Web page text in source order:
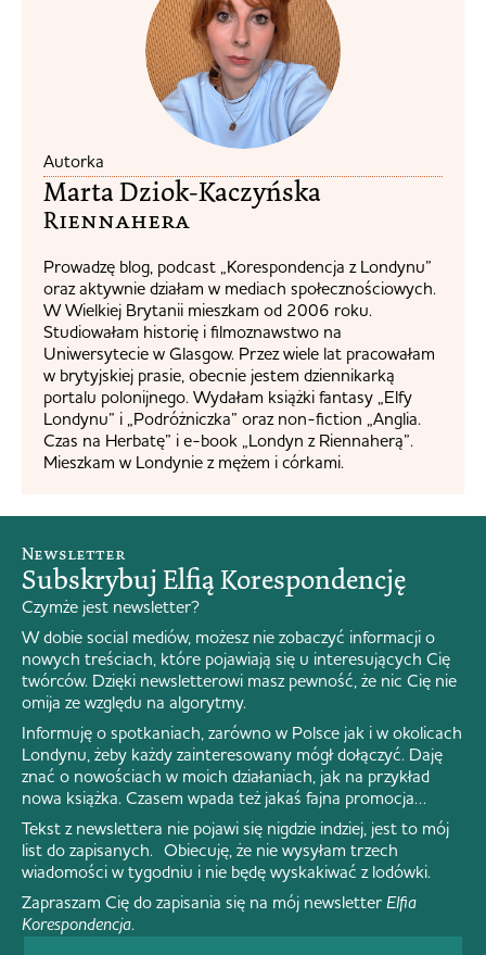
Autorka
Marta Dziok-Kaczyńska
Riennahera​
Prowadzę blog, podcast „Korespondencja z Londynu”
oraz aktywnie działam w mediach społecznościowych.
W Wielkiej Brytanii mieszkam od 2006 roku.
Studiowałam historię i filmoznawstwo na
Uniwersytecie w Glasgow. Przez wiele lat pracowałam
w brytyjskiej prasie, obecnie jestem dziennikarką
portalu polonijnego. Wydałam książki fantasy „Elfy
Londynu” i „Podróżniczka” oraz non-fiction „Anglia.
Czas na Herbatę” i e-book „Londyn z Riennaherą”.
Mieszkam w Londynie z mężem i córkami.
Newsletter
Subskrybuj Elfią Korespondencję
Czymże jest newsletter?
W dobie social mediów, możesz nie zobaczyć informacji o
nowych treściach, które pojawiają się u interesujących Cię
twórców. Dzięki newsletterowi masz pewność, że nic Cię nie
omija ze względu na algorytmy.
Informuję o spotkaniach, zarówno w Polsce jak i w okolicach
Londynu, żeby każdy zainteresowany mógł dołączyć. Daję
znać o nowościach w moich działaniach, jak na przykład
nowa książka. Czasem wpada też jakaś fajna promocja…
Tekst z newslettera nie pojawi się nigdzie indziej, jest to mój
list do zapisanych. Obiecuję, że nie wysyłam trzech
wiadomości w tygodniu i nie będę wyskakiwać z lodówki.
Zapraszam Cię do zapisania się na mój newsletter Elfia
Korespondencja.